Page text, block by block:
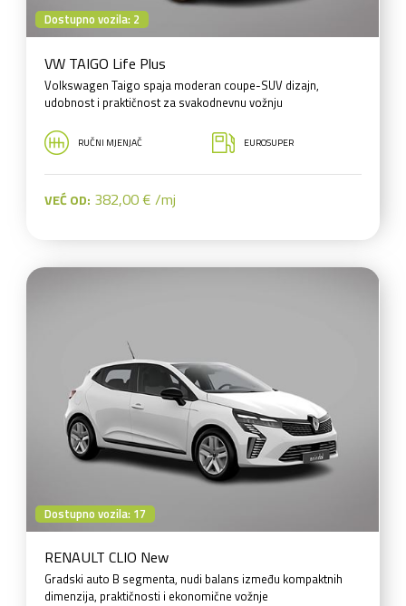
Dostupno vozila: 2
VW TAIGO Life Plus
Volkswagen Taigo spaja moderan coupe-SUV dizajn,
udobnost i praktičnost za svakodnevnu vožnju
RUČNI MJENJAČ EUROSUPER
VEĆ OD: 382,00 € /mj
Dostupno vozila: 17
RENAULT CLIO New
Gradski auto B segmenta, nudi balans između kompaktnih
dimenzija, praktičnosti i ekonomične vožnje